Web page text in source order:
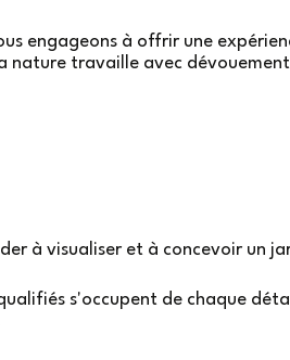
engageons à offrir une
nature travaille avec
à visualiser et à concevoir un
s'occupent de chaque